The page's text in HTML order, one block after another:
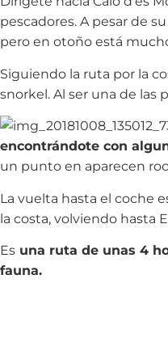
pescadores. A pesar de
pero en otoño está
Siguiendo la ruta por la
snorkel. Al ser una de las
encontrándote con
un punto en aparecen
La vuelta hasta el coche
la costa, volviendo hasta
Es una ruta de unas 4
fauna.